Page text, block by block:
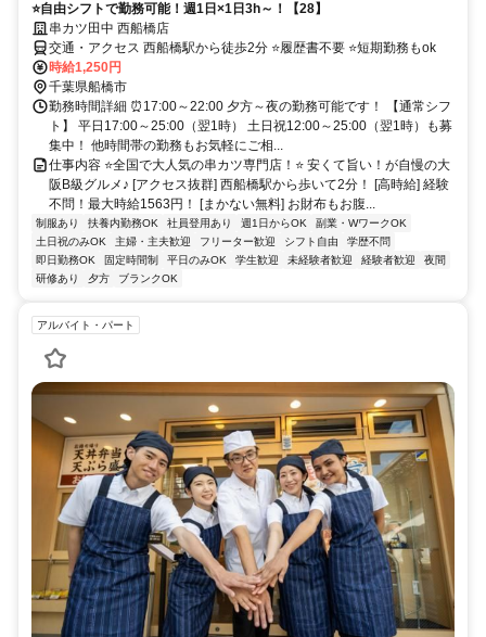
⭐自由シフトで勤務可能！週1日×1日3h～！【28】
串カツ田中 西船橋店
交通・アクセス 西船橋駅から徒歩2分 ⭐履歴書不要 ⭐短期勤務もok
時給1,250円
千葉県船橋市
勤務時間詳細 ⏰17:00～22:00 夕方～夜の勤務可能です！ 【通常シフ
ト】 平日17:00～25:00（翌1時） 土日祝12:00～25:00（翌1時）も募
集中！ 他時間帯の勤務もお気軽にご相...
仕事内容 ⭐全国で大人気の串カツ専門店！⭐ 安くて旨い！が自慢の大
阪B級グルメ♪ [アクセス抜群] 西船橋駅から歩いて2分！ [高時給] 経験
不問！最大時給1563円！ [まかない無料] お財布もお腹...
制服あり 扶養内勤務OK 社員登用あり 週1日からOK
副業・WワークOK
土日祝のみOK
主婦・主夫歓迎 フリーター歓迎 シフト自由
学歴不問
即日勤務OK
固定時間制 平日のみOK 学生歓迎 未経験者歓迎 経験者歓迎
夜間
研修あり
夕方 ブランクOK
アルバイト・パート